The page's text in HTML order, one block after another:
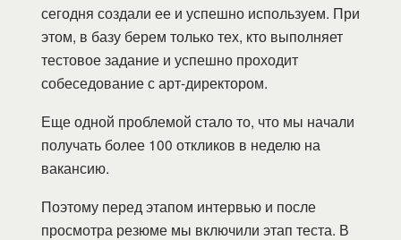
сегодня создали ее и успешно используем. При
этом, в базу берем только тех, кто выполняет
тестовое задание и успешно проходит
собеседование с арт-директором.
Еще одной проблемой стало то, что мы начали
получать более 100 откликов в неделю на
вакансию.
Поэтому перед этапом интервью и после
просмотра резюме мы включили этап теста. В